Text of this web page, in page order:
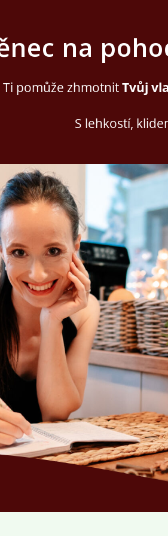
na
pomůže zhmotnitTvůj
S lehkostí,